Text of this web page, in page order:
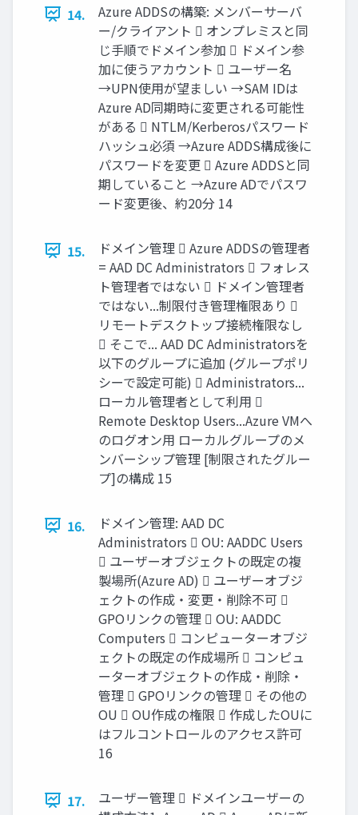
14.
Azure ADDSの構築: メンバーサーバ
ー/クライアント  オンプレミスと同
じ手順でドメイン参加  ドメイン参
加に使うアカウント  ユーザー名
→UPN使用が望ましい →SAM IDは
Azure AD同期時に変更される可能性
がある  NTLM/Kerberosパスワード
ハッシュ必須 →Azure ADDS構成後に
パスワードを変更  Azure ADDSと同
期していること →Azure ADでパスワ
ード変更後、約20分 14
15.
ドメイン管理  Azure ADDSの管理者
= AAD DC Administrators  フォレス
ト管理者ではない  ドメイン管理者
ではない...制限付き管理権限あり 
リモートデスクトップ接続権限なし
 そこで... AAD DC Administratorsを
以下のグループに追加 (グループポリ
シーで設定可能)  Administrators...
ローカル管理者として利用 
Remote Desktop Users...Azure VMへ
のログオン用 ローカルグループのメ
ンバーシップ管理 [制限されたグルー
プ]の構成 15
16.
ドメイン管理: AAD DC
Administrators  OU: AADDC Users
 ユーザーオブジェクトの既定の複
製場所(Azure AD)  ユーザーオブジ
ェクトの作成・変更・削除不可 
GPOリンクの管理  OU: AADDC
Computers  コンピューターオブジ
ェクトの既定の作成場所  コンピュ
ーターオブジェクトの作成・削除・
管理  GPOリンクの管理  その他の
OU  OU作成の権限  作成したOUに
はフルコントロールのアクセス許可
16
17.
ユーザー管理  ドメインユーザーの